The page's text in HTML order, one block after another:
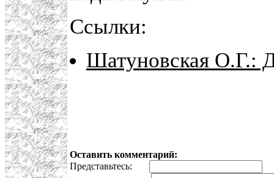
Ссылки:
Шатуновская О.Г.:
Оставить комментарий:
Представьтесь: